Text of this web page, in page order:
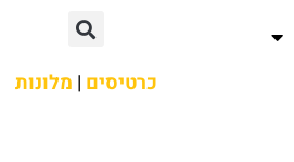
כרטיסים | מלונות